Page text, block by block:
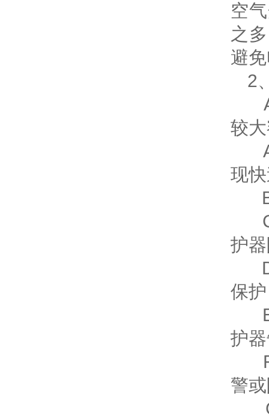
空
之
避
2
较
现
护
保
护
警